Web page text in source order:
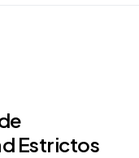
Estrictos